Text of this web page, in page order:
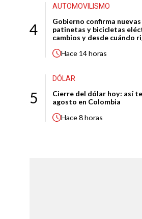
4
AUTOMOVILISMO
Gobierno confirma
patinetas y bicicletas
cambios y desde cuándo
Hace 14 horas
5
DÓLAR
Cierre del dólar hoy: así
agosto en Colombia
Hace8 horas